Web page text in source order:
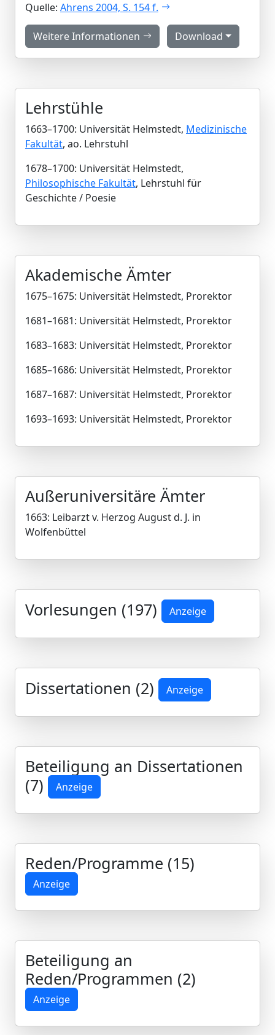
Quelle: Ahrens 2004, S. 154 f.
Weitere Informationen Download
Lehrstühle
1663–1700: Universität Helmstedt, Medizinische
Fakultät, ao. Lehrstuhl
1678–1700: Universität Helmstedt,
Philosophische Fakultät, Lehrstuhl für
Geschichte / Poesie
Akademische Ämter
1675–1675: Universität Helmstedt, Prorektor
1681–1681: Universität Helmstedt, Prorektor
1683–1683: Universität Helmstedt, Prorektor
1685–1686: Universität Helmstedt, Prorektor
1687–1687: Universität Helmstedt, Prorektor
1693–1693: Universität Helmstedt, Prorektor
Außeruniversitäre Ämter
1663: Leibarzt v. Herzog August d. J. in
Wolfenbüttel
Vorlesungen (197) Anzeige
Dissertationen (2) Anzeige
Beteiligung an Dissertationen
(7)
Anzeige
Reden/Programme (15)
Anzeige
Beteiligung an
Reden/Programmen (2)
Anzeige